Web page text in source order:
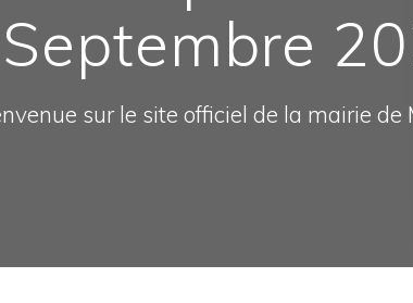
Septembre
sur le site officiel de la mairie de